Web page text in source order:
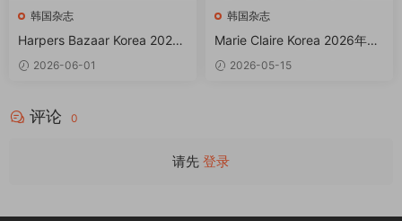
韩国杂志
Harpers Bazaar Korea 2026
年6月 PDF
2026-06-01
韩国杂志
Marie Claire Korea 2026年5
月 PDF
2026-05-15
评论 0
请先 登录